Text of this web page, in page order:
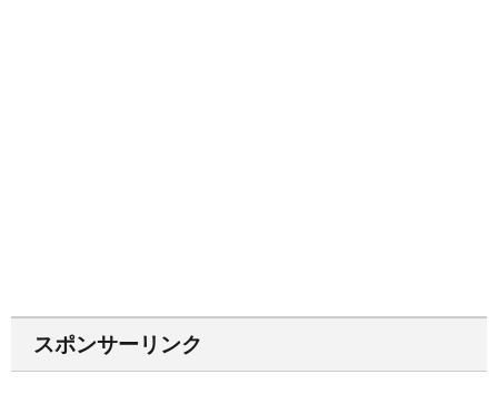
スポンサーリンク